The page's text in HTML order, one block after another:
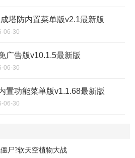
塔防内置菜单版v2.1最新版
06-30
广告版v10.1.5最新版
06-30
置功能菜单版v1.1.68最新版
06-30
尸?软天空植物大战